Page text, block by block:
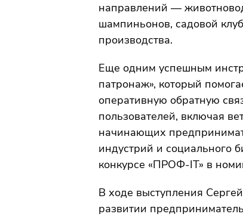
направлений —
шампиньонов, садовой
производства.
Еще одним успешным
патронаж», который
оперативную обратную
пользователей, включая
начинающих
индустрий и социального
конкурсе «ПРОФ-IT» в
В ходе выступления
развитии